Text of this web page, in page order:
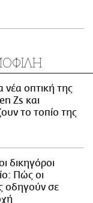
νέα οπτική της
Zs και
το τοπίο της
δικηγόροι
Πώς οι
οδηγούν σε